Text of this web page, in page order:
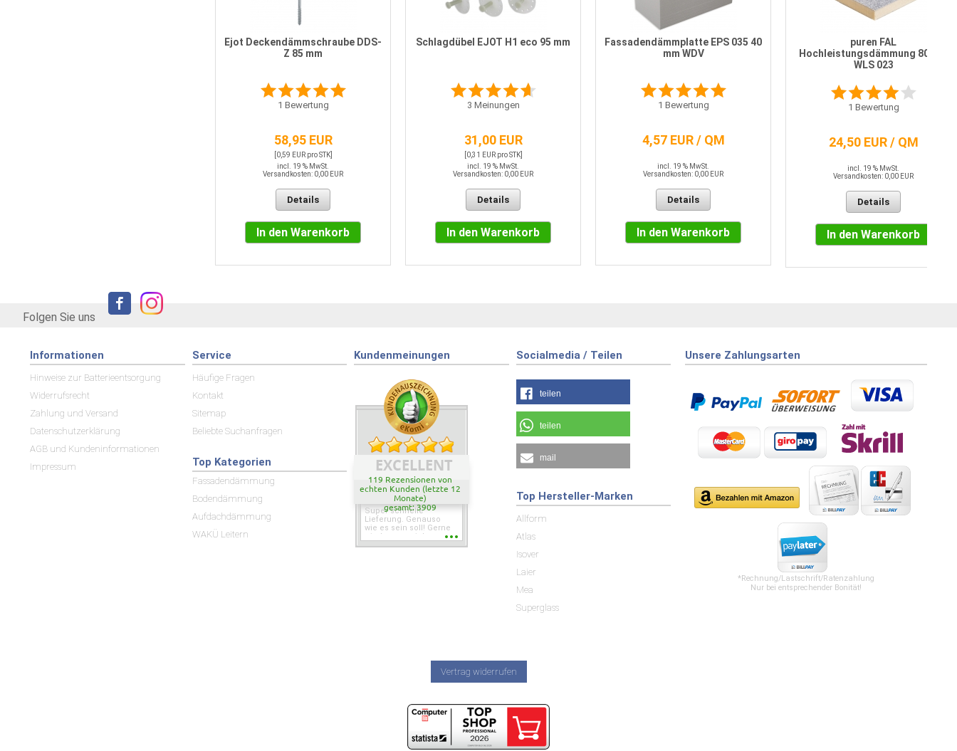
Ejot Deckendämmschraube DDS-
Z 85 mm
1 Bewertung
58,95 EUR
[0,59 EUR pro STK]
incl. 19 % MwSt.
Versandkosten: 0,00 EUR
Details
In den Warenkorb
Schlagdübel EJOT H1 eco 95 mm
3 Meinungen
31,00 EUR
[0,31 EUR pro STK]
incl. 19 % MwSt.
Versandkosten: 0,00 EUR
Details
In den Warenkorb
Fassadendämmplatte EPS 035 40
mm WDV
1 Bewertung
4,57 EUR / QM
incl. 19 % MwSt.
Versandkosten: 0,00 EUR
Details
In den Warenkorb
puren FAL
Hochleistungsdämmung 80 mm
WLS 023
1 Bewertung
24,50 EUR / QM
incl. 19 % MwSt.
Versandkosten: 0,00 EUR
Details
In den Warenkorb
Folgen Sie uns
Informationen
Hinweise zur Batterieentsorgung
Widerrufsrecht
Zahlung und Versand
Datenschutzerklärung
AGB und Kundeninformationen
Impressum
Service
Häufige Fragen
Kontakt
Sitemap
Beliebte Suchanfragen
Top Kategorien
Fassadendämmung
Bodendämmung
Aufdachdämmung
WAKÜ Leitern
Kundenmeinungen
EXCELLENT
119 Rezensionen von
echten Kunden (letzte 12
Monate)
gesamt: 3909
Super schnelle
Lieferung. Genauso
wie es sein soll! Gerne
wieder wenn ich was
Socialmedia / Teilen
teilen
teilen
mail
Unsere Zahlungsarten
*Rechnung/Lastschrift/Ratenzahlung
Nur bei entsprechender Bonität!
Top Hersteller-Marken
Allform
Atlas
Isover
Laier
Mea
Superglass
Vertrag widerrufen